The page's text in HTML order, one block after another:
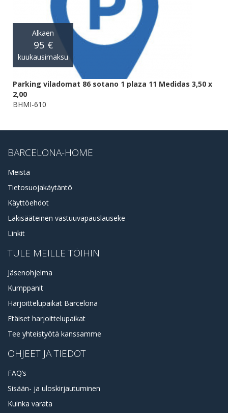
Alkaen
95 €
kuukausimaksu
Parking viladomat 86 sotano 1 plaza 11 Medidas 3,50 x
2,00
BHMI-610
BARCELONA-HOME
Meistä
Tietosuojakäytäntö
Käyttöehdot
Lakisääteinen vastuuvapauslauseke
Linkit
TULE MEILLE TÖIHIN
Jäsenohjelma
Kumppanit
Harjoittelupaikat Barcelona
Etäiset harjoittelupaikat
Tee yhteistyötä kanssamme
OHJEET JA TIEDOT
FAQ’s
Sisään- ja uloskirjautuminen
Kuinka varata